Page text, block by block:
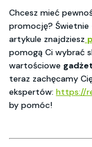
Chcesz mieć
promocję? Świetnie
artykule znajdziesz
pomogą Ci wybrać
wartościowe
teraz zachęcamy
ekspertów: https://
by pomóc!